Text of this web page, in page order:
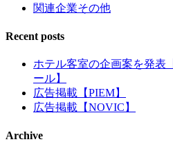
関連企業その他
Recent posts
ホテル客室の企画案を発表
ール】
広告掲載【PIEM】
広告掲載【NOVIC】
Archive